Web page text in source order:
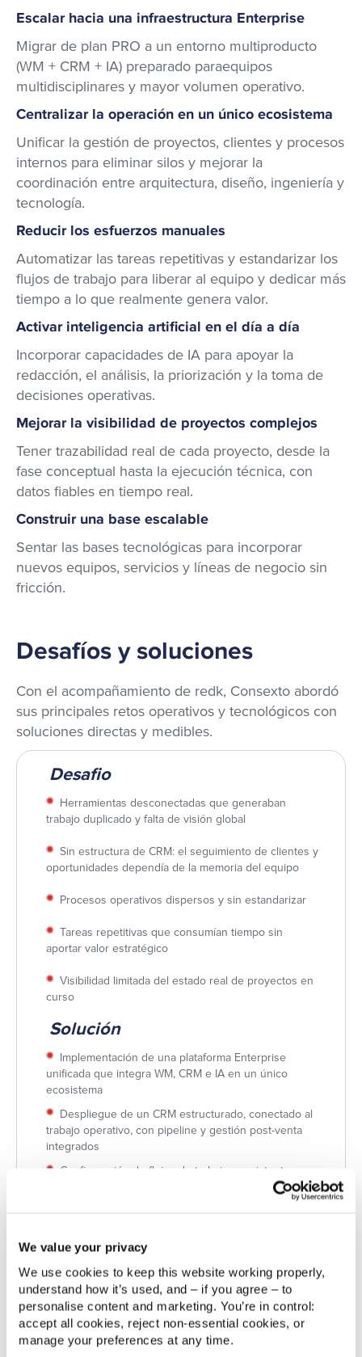
We value your privacy
We use cookies to keep this website working properly,
understand how it’s used, and – if you agree – to
personalise content and marketing. You’re in control:
accept all cookies, reject non‑essential cookies, or
manage your preferences at any time.
Escalar hacia una infraestructura Enterprise
Migrar de plan PRO a un entorno multiproducto
(WM + CRM + IA) preparado paraequipos
multidisciplinares y mayor volumen operativo.​
Centralizar la operación en un único ecosistema
Unificar la gestión de proyectos, clientes y procesos
internos para eliminar silos y mejorar la
coordinación entre arquitectura, diseño, ingeniería y
tecnología.​
Reducir los esfuerzos manuales
Automatizar las tareas repetitivas y estandarizar los
flujos de trabajo para liberar al equipo y dedicar más
tiempo a lo que realmente genera valor.​
Activar inteligencia artificial en el día a día
Incorporar capacidades de IA para apoyar la
redacción, el análisis, la priorización y la toma de
decisiones operativas.​
Mejorar la visibilidad de proyectos complejos
Tener trazabilidad real de cada proyecto, desde la
fase conceptual hasta la ejecución técnica, con
datos fiables en tiempo real.​
Construir una base escalable
Sentar las bases tecnológicas para incorporar
nuevos equipos, servicios y líneas de negocio sin
fricción.​
Desafíos y soluciones
Con el acompañamiento de redk, Consexto abordó
sus principales retos operativos y tecnológicos con
soluciones directas y medibles.​
Desafio
Herramientas desconectadas que generaban
trabajo duplicado y falta de visión global​
Sin estructura de CRM: el seguimiento de clientes y
oportunidades dependía de la memoria del equipo​
Procesos operativos dispersos y sin estandarizar​
Tareas repetitivas que consumían tiempo sin
aportar valor estratégico​
Visibilidad limitada del estado real de proyectos en
curso​
Solución
Implementación de una plataforma Enterprise
unificada que integra WM, CRM e IA en un único
ecosistema​
Despliegue de un CRM estructurado, conectado al
trabajo operativo, con pipeline y gestión post-venta
integrados​
Configuración de flujos de trabajo consistentes,
tableros maestros, dependencias y automatizaciones
automatizaciones en la herramienta para eliminar
operativa del equipo​
Implementación de dashboards y vistas
interconectadas entre WM y CRM para monitorizar
recursos, tiempos y calidad​